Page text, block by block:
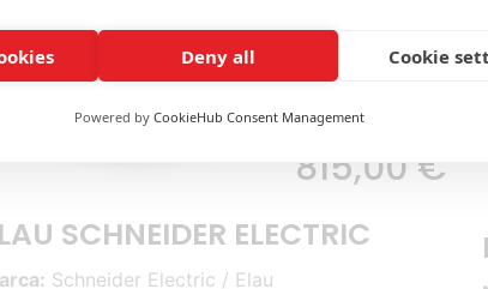
815,00 €
SCHNEIDER ELECTRIC
Schneider Electric / Elau
Deny all Cookie
Powered by CookieHub Consent Management